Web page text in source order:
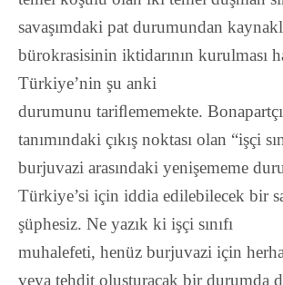
savaşımdaki pat durumundan
bürokrasisinin iktidarının kurulması
Türkiye’nin şu anki
durumunu tariﬂememekte.
tanımındaki çıkış noktası olan “işçi
burjuvazi arasındaki yenişememe
Türkiye’si için iddia edilebilecek bir
şüphesiz. Ne yazık ki işçi sınıfı
muhalefeti, henüz burjuvazi için
veya tehdit oluşturacak bir durumda